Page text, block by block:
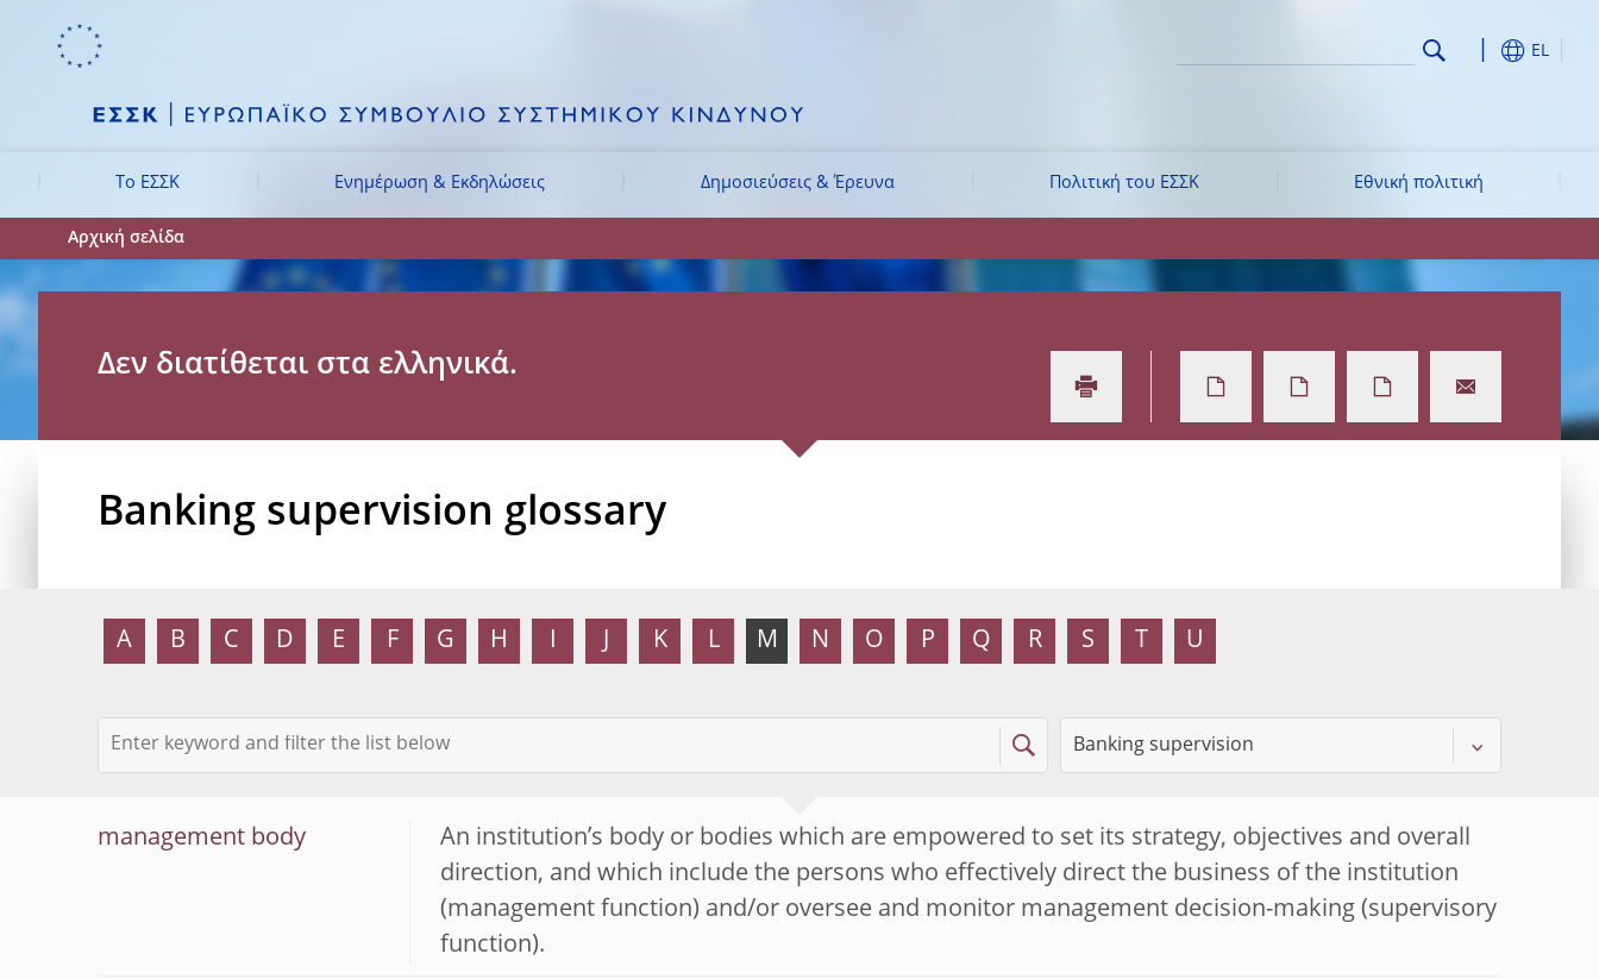
Skip to:
EL
Tο ΕΣΣΚ Ενημέρωση & Εκδηλώσεις Δημοσιεύσεις & Έρευνα Πολιτική του ΕΣΣΚ Εθνική πολιτική
Αρχική σελίδα
Δεν διατίθεται στα ελληνικά.
Banking supervision glossary
A B C D E F G H I K L M N O P Q R S T U
management body
An institution’s body or bodies which are empowered to set its strategy, objectives and overall
direction, and which include the persons who effectively direct the business of the institution
(management function) and/or oversee and monitor management decision-making (supervisory
function).